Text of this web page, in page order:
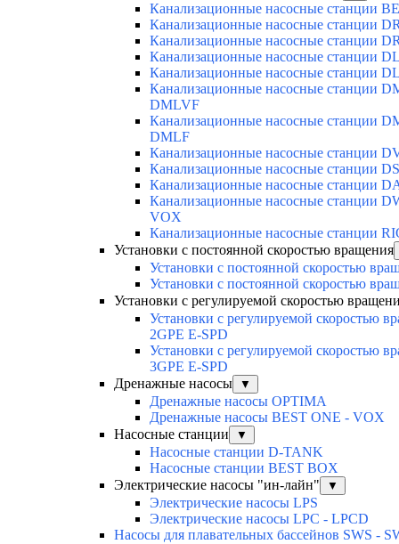
Канализационные насосные станции
Канализационные насосные станции
Канализационные насосные станции
Канализационные насосные станции
Канализационные насосные станции
Канализационные насосные станции
DMLVF
Канализационные насосные станции
DMLF
Канализационные насосные станции
Канализационные насосные станции
Канализационные насосные станции
Канализационные насосные станции
VOX
Канализационные насосные станции
Установки с постоянной скоростью вращения
Установки с постоянной скоростью
Установки с постоянной скоростью
Установки с регулируемой скоростью
Установки с регулируемой скоростью
2GPE E-SPD
Установки с регулируемой скоростью
3GPE E-SPD
Дренажные насосы
▼
Дренажные насосы OPTIMA
Дренажные насосы BEST ONE - VOX
Насосные станции
▼
Насосные станции D-TANK
Насосные станции BEST BOX
Электрические насосы "ин-лайн"
▼
Электрические насосы LPS
Электрические насосы LPC - LPCD
Насосы для плавательных бассейнов SWS -